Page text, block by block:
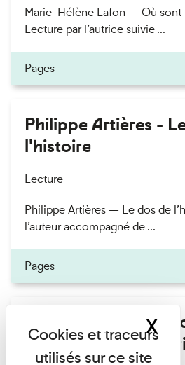
Marie-Hélène Lafon — Où sont
Lecture par l’autrice suivie ...
Pages
Philippe Artières -
l'histoire
Lecture
Philippe Artières — Le dos de
l’auteur accompagné de ...
Pages
Fanny Taillandier -
Invités de
X